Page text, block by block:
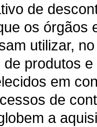
de
os órgãos
utilizar,
produtos
em
de
a